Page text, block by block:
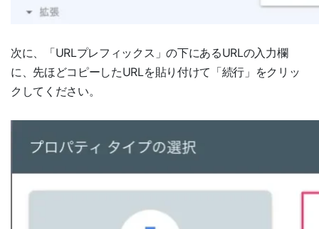
次に、「URLプレフィックス」の下にあるURLの入力欄
に、先ほどコピーしたURLを貼り付けて「続行」をクリッ
クしてください。